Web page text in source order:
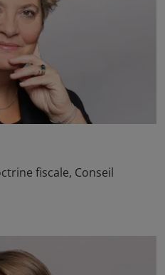
fiscale, Conseil